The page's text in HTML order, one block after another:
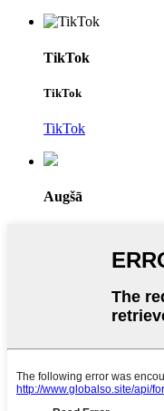
TikTok
TikTok
TikTok
Augšā